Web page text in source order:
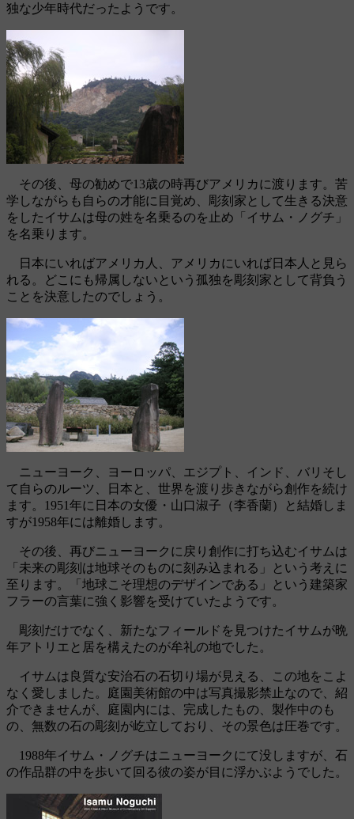
独な少年時代だったようです。
その後、母の勧めで13歳の時再びアメリカに渡ります。苦
学しながらも自らの才能に目覚め、彫刻家として生きる決意
をしたイサムは母の姓を名乗るのを止め「イサム・ノグチ」
を名乗ります。
日本にいればアメリカ人、アメリカにいれば日本人と見ら
れる。どこにも帰属しないという孤独を彫刻家として背負う
ことを決意したのでしょう。
ニューヨーク、ヨーロッパ、エジプト、インド、バリそし
て自らのルーツ、日本と、世界を渡り歩きながら創作を続け
ます。1951年に日本の女優・山口淑子（李香蘭）と結婚しま
すが1958年には離婚します。
その後、再びニューヨークに戻り創作に打ち込むイサムは
「未来の彫刻は地球そのものに刻み込まれる」という考えに
至ります。「地球こそ理想のデザインである」という建築家
フラーの言葉に強く影響を受けていたようです。
彫刻だけでなく、新たなフィールドを見つけたイサムが晩
年アトリエと居を構えたのが牟礼の地でした。
イサムは良質な安治石の石切り場が見える、この地をこよ
なく愛しました。庭園美術館の中は写真撮影禁止なので、紹
介できませんが、庭園内には、完成したもの、製作中のも
の、無数の石の彫刻が屹立しており、その景色は圧巻です。
1988年イサム・ノグチはニューヨークにて没しますが、石
の作品群の中を歩いて回る彼の姿が目に浮かぶようでした。